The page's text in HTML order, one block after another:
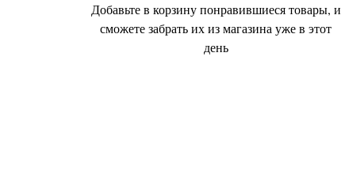
Добавьте в корзину понравившиеся товары, и
сможете забрать их из магазина уже в этот
день